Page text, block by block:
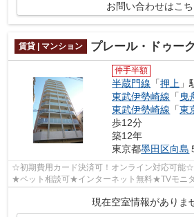
お問い合わせはこち
賃貸 | マンション プレール・ドゥー
仲手半額
半蔵門線 「押上 」
東武伊勢崎線 「 曳
東武伊勢崎線 「東
歩12分
築12年
東京都墨田区向島
☆初期費用カード決済可！オンライン対応可
★ペット相談可★インターネット無料★TVモニ
現在空室情報がありま